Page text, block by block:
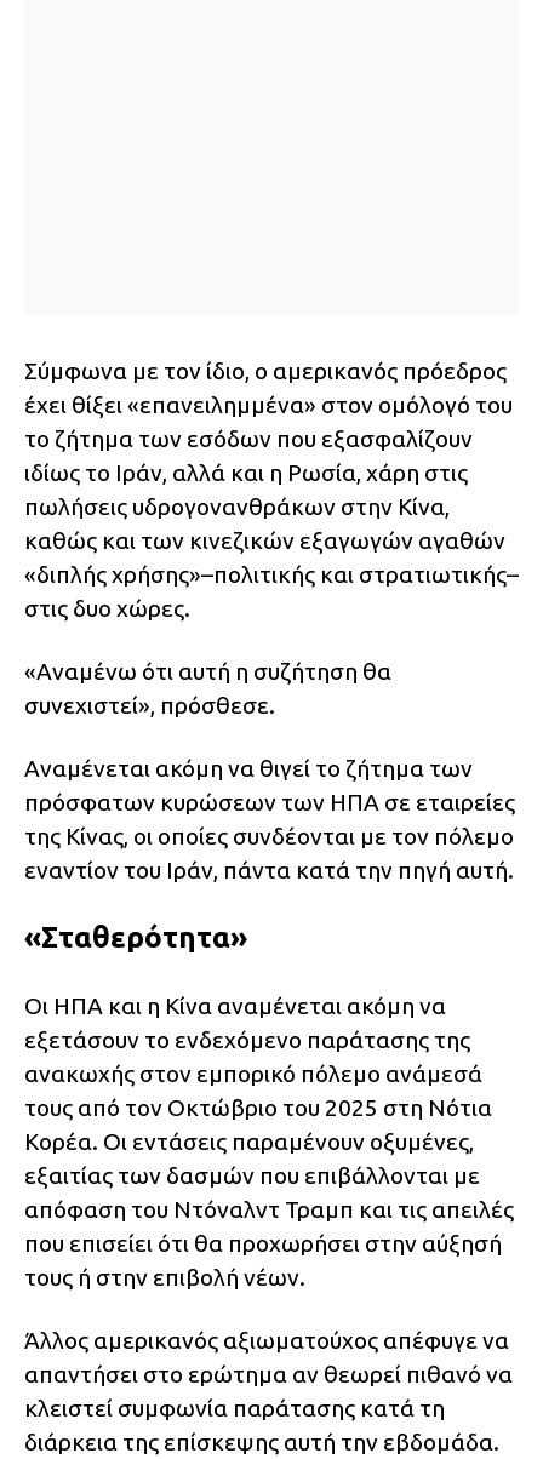
Σύμφωνα με τον ίδιο, ο αμερικανός πρόεδρος
έχει θίξει «επανειλημμένα» στον ομόλογό του
το ζήτημα των εσόδων που εξασφαλίζουν
ιδίως το Ιράν, αλλά και η Ρωσία, χάρη στις
πωλήσεις υδρογονανθράκων στην Κίνα,
καθώς και των κινεζικών εξαγωγών αγαθών
«διπλής χρήσης»–πολιτικής και στρατιωτικής–
στις δυο χώρες.
«Αναμένω ότι αυτή η συζήτηση θα
συνεχιστεί», πρόσθεσε.
Αναμένεται ακόμη να θιγεί το ζήτημα των
πρόσφατων κυρώσεων των ΗΠΑ σε εταιρείες
της Κίνας, οι οποίες συνδέονται με τον πόλεμο
εναντίον του Ιράν, πάντα κατά την πηγή αυτή.
«Σταθερότητα»
Οι ΗΠΑ και η Κίνα αναμένεται ακόμη να
εξετάσουν το ενδεχόμενο παράτασης της
ανακωχής στον εμπορικό πόλεμο ανάμεσά
τους από τον Οκτώβριο του 2025 στη Νότια
Κορέα. Οι εντάσεις παραμένουν οξυμένες,
εξαιτίας των δασμών που επιβάλλονται με
απόφαση του Ντόναλντ Τραμπ και τις απειλές
που επισείει ότι θα προχωρήσει στην αύξησή
τους ή στην επιβολή νέων.
Άλλος αμερικανός αξιωματούχος απέφυγε να
απαντήσει στο ερώτημα αν θεωρεί πιθανό να
κλειστεί συμφωνία παράτασης κατά τη
διάρκεια της επίσκεψης αυτή την εβδομάδα.